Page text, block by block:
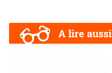
A lire aussi